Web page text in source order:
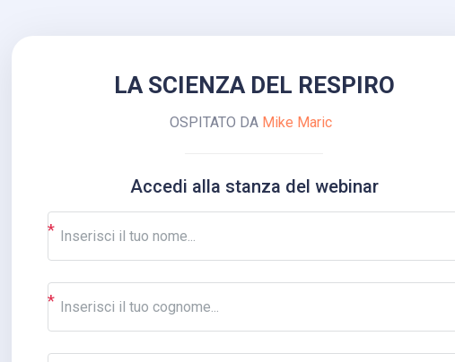
LA SCIENZA DEL RESPIRO
OSPITATO DA Mike Maric
Accedi alla stanza del webinar